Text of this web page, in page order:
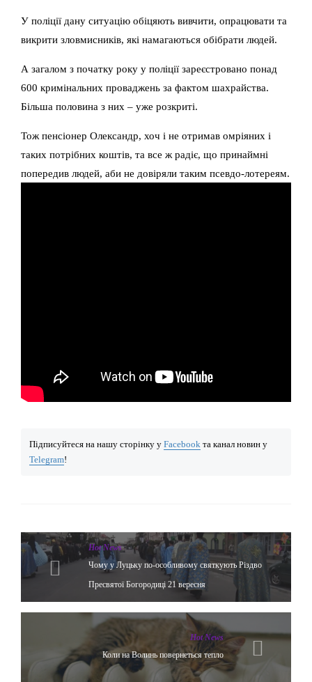
У поліції дану ситуацію обіцяють вивчити, опрацювати та
викрити зловмисників, які намагаються обібрати людей.
А загалом з початку року у поліції зареєстровано понад
600 кримінальних проваджень за фактом шахрайства.
Більша половина з них – уже розкриті.
Тож пенсіонер Олександр, хоч і не отримав омріяних і
таких потрібних коштів, та все ж радіє, що принаймні
попередив людей, аби не довіряли таким псевдо-лотереям.
Підписуйтеся на нашу сторінку у Facebook та канал новин у
Telegram!
Hot News
Чому у Луцьку по-особливому святкують Різдво
Пресвятої Богородиці 21 вересня
Hot News
Коли на Волинь повернеться тепло